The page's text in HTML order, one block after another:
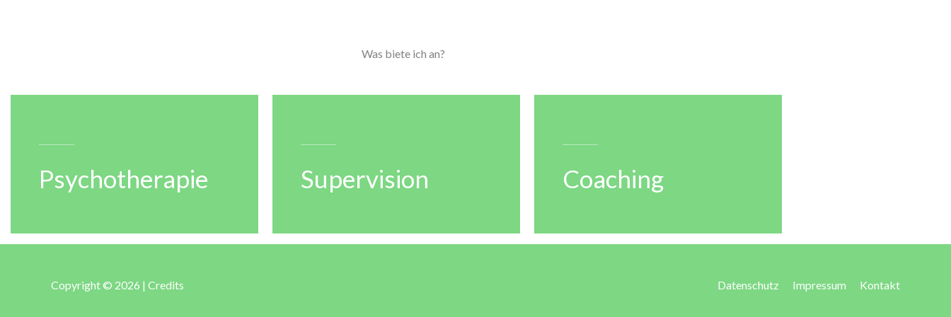
Was biete ich an?
Psychotherapie Supervision Coaching
Copyright © 2026 | Credits Datenschutz Impressum Kontakt